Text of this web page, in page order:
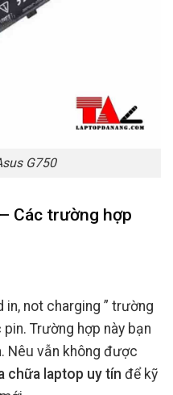
G750
Các trường hợp
in, not charging ” trường
Trường hợp này bạn
Nêu vẫn không được
chữa laptop uy tín để kỹ